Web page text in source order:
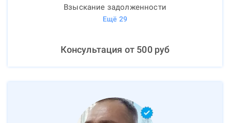
Взыскание задолженности
Ещё 29
Консультация от 500руб